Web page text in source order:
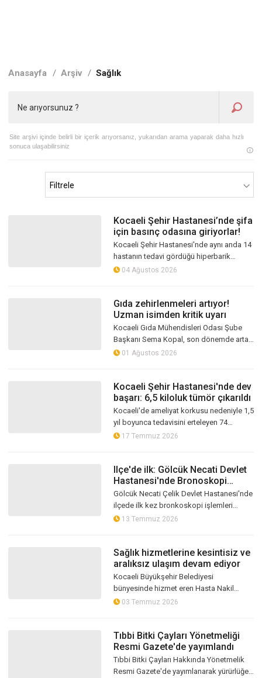
Anasayfa / Arşiv / Sağlık
Kocaeli Şehir Hastanesi’nde şifa
için basınç odasına giriyorlar!
Kocaeli Şehir Hastanesi'nde aynı anda 14
hastanın tedavi gördüğü hiperbarik
oksijen ünitesinde; diyabetik ayak
04 Ağustos 2026
Gıda zehirlenmeleri artıyor!
Uzman isimden kritik uyarı
Kocaeli Gıda Mühendisleri Odası Şube
Başkanı Sema Kopal, son dönemde artan
gıda zehirlenmelerine ilişkin önemli
01 Ağustos 2026
Kocaeli Şehir Hastanesi'nde dev
başarı: 6,5 kiloluk tümör çıkarıldı
Kocaeli'de ameliyat korkusu nedeniyle 1,5
yıl boyunca tedavisini erteleyen 74
yaşındaki hastanın karın boşluğunu
17 Temmuz 2026
llçe'de ilk: Gölcük Necati Devlet
Hastanesi'nde Bronoskopi
işlemleri başladı
Gölcük Necati Çelik Devlet Hastanesi'nde
ilçede ilk kez bronkoskopi işlemleri
uygulanmaya başlandı. İlk işlem başarıyla
13 Temmuz 2026
Sağlık hizmetlerine kesintisiz ve
aralıksız ulaşım devam ediyor
Kocaeli Büyükşehir Belediyesi
bünyesinde hizmet eren Hasta Nakil
Ambulansı Kocaeli'de yatalak veya
03 Temmuz 2026
Tıbbi Bitki Çayları Yönetmeliği
Resmi Gazete'de yayımlandı
Tıbbi Bitki Çayları Hakkında Yönetmelik
Resmi Gazete'de yayımlanarak yürürlüğe
Site arşivi içinde belirli bir içerik arıyorsanız, yukarıdan arama yaparak daha hızlı
sonuca ulaşabilirsiniz